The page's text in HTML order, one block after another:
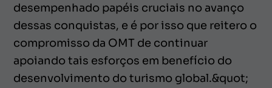
desempenhado papéis cruciais no avanço
dessas conquistas, e é por isso que reitero o
compromisso da OMT de continuar
apoiando tais esforços em benefício do
desenvolvimento do turismo global.&quot;